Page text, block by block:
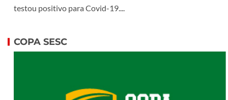
testou positivo para Covid-19....
COPA SESC